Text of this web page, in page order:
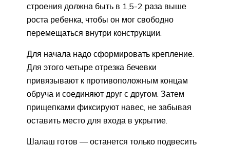
строения должна быть в 1,5-2 раза выше
роста ребенка, чтобы он мог свободно
перемещаться внутри конструкции.
Для начала надо сформировать крепление.
Для этого четыре отрезка бечевки
привязывают к противоположным концам
обруча и соединяют друг с другом. Затем
прищепками фиксируют навес, не забывая
оставить место для входа в укрытие.
Шалаш готов — останется только подвесить